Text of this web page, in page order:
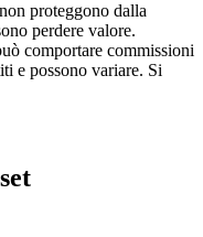
proteggono dalla
perdere valore.
comportare commissioni
e possono variare. Si